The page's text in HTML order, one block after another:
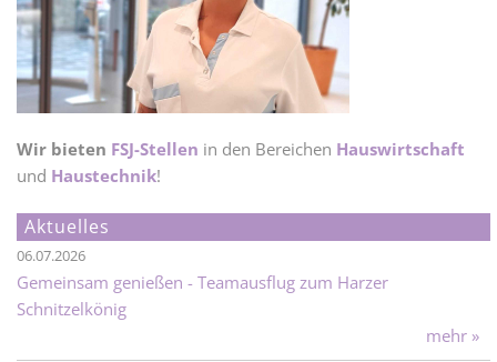
Wir bieten FSJ-Stellen in den Bereichen Hauswirtschaft
und Haustechnik!
Aktuelles
06.07.2026
Gemeinsam genießen - Teamausflug zum Harzer
Schnitzelkönig
mehr »